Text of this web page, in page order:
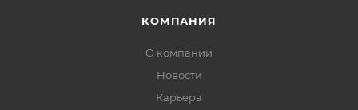
КОМПАНИЯ
О компании
Новости
Карьера